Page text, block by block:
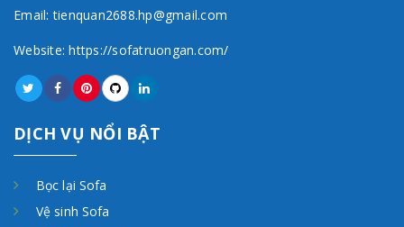
Email: tienquan2688.hp@gmail.com
Website: https://sofatruongan.com/
DỊCH VỤ NỔI BẬT
Bọc lại Sofa
Vệ sinh Sofa